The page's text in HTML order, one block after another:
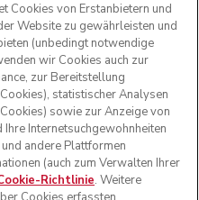
Cookies von Erstanbietern und
Website zu gewährleisten und
(unbedingt notwendige
wir Cookies auch zur
zur Bereitstellung
statistischer Analysen
sowie zur Anzeige von
Internetsuchgewohnheiten
andere Plattformen
(auch zum Verwalten Ihrer
Richtlinie. Weitere